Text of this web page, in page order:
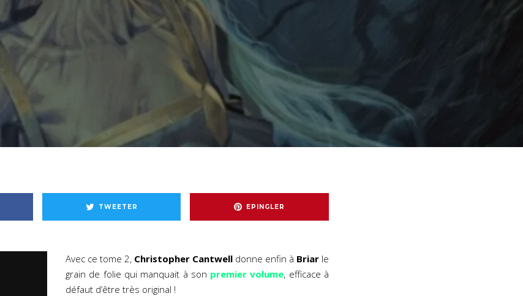
TWEETER EPINGLER
Avec ce tome 2, Christopher Cantwell donne enfin à Briar le
grain de folie qui manquait à son premier volume, efficace à
défaut d’être très original !